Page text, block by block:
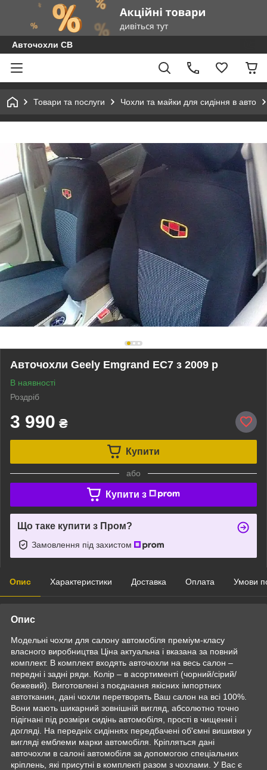
Авточохли СВ
Товари та послуги Чохли та майки для сидіння в авто
Авточохли Geely Emgrand EC7 з 2009 р
В наявності
Роздріб
3 990 ₴
Купити
або
Купити з
Що таке купити з Пром?
Замовлення під захистом
Опис Характеристики Доставка Оплата Умови
Опис
Модельні чохли для салону автомобіля преміум-класу
власного виробництва Ціна актуальна і вказана за повний
комплект. В комплект входять авточохли на весь салон –
передні і задні ряди. Колір – в асортименті (чорний/сірий/
бежевий). Виготовлені з поєднання якісних імпортних
автотканин, дані чохли перетворять Ваш салон на всі 100%.
Вони мають шикарний зовнішній вигляд, абсолютно точно
підігнані під розміри сидінь автомобіля, прості в чищенні і
догляді. На передніх сидіннях передбачені об'ємні вишивки у
вигляді емблеми марки автомобіля. Кріпляться дані
авточохли в салоні автомобіля за допомогою спеціальних
кріплень, які присутні в комплекті разом з чохлами. У Вас є